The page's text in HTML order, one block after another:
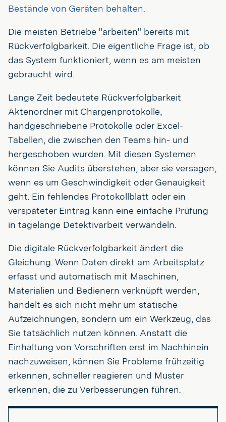
Bestände von Geräten behalten.
Die meisten Betriebe "arbeiten" bereits mit
Rückverfolgbarkeit. Die eigentliche Frage ist, ob
das System funktioniert, wenn es am meisten
gebraucht wird.
Lange Zeit bedeutete Rückverfolgbarkeit
Aktenordner mit Chargenprotokolle,
handgeschriebene Protokolle oder Excel-
Tabellen, die zwischen den Teams hin- und
hergeschoben wurden. Mit diesen Systemen
können Sie Audits überstehen, aber sie versagen,
wenn es um Geschwindigkeit oder Genauigkeit
geht. Ein fehlendes Protokollblatt oder ein
verspäteter Eintrag kann eine einfache Prüfung
in tagelange Detektivarbeit verwandeln.
Die digitale Rückverfolgbarkeit ändert die
Gleichung. Wenn Daten direkt am Arbeitsplatz
erfasst und automatisch mit Maschinen,
Materialien und Bedienern verknüpft werden,
handelt es sich nicht mehr um statische
Aufzeichnungen, sondern um ein Werkzeug, das
Sie tatsächlich nutzen können. Anstatt die
Einhaltung von Vorschriften erst im Nachhinein
nachzuweisen, können Sie Probleme frühzeitig
erkennen, schneller reagieren und Muster
erkennen, die zu Verbesserungen führen.